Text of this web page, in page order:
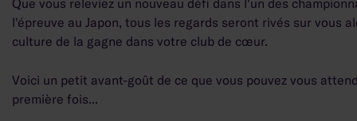
Que vous releviez un nouveau défi dans l'un des
l'épreuve au Japon, tous les regards seront rivés sur vous
culture de la gagne dans votre club de cœur.
Voici un petit avant-goût de ce que vous pouvez vous
première fois...